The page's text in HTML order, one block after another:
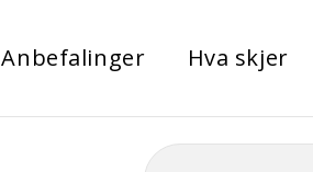
Anbefalinger Hva skjer